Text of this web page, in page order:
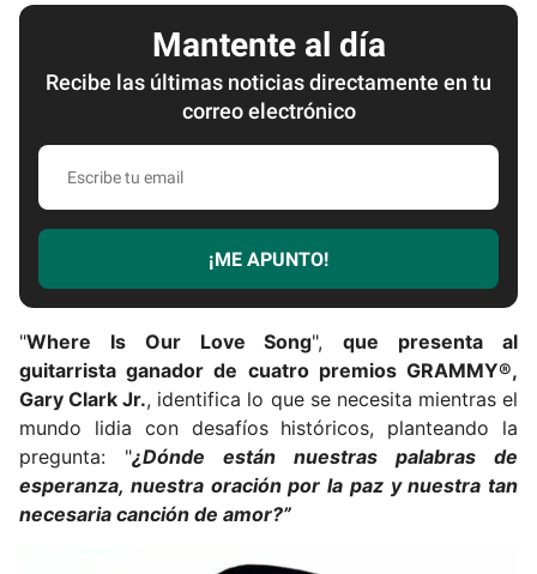
Mantente al día
Recibe las últimas noticias directamente en tu
correo electrónico
E
c
b
e
i
¡ME APUNTO!
"Where Is Our Love Song",que presenta al
guitarrista ganador de cuatro premios GRAMMY®,
Gary Clark Jr., identifica lo que se necesita mientras el
mundo lidia con desafíos históricos, planteando la
pregunta: "¿Dónde están nuestras palabras de
esperanza, nuestra oración por la paz y nuestra tan
necesaria canción de amor?”